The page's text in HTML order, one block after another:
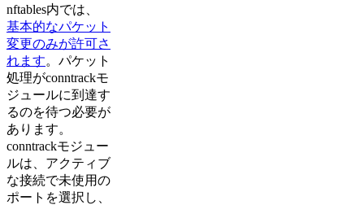
nftables内では、
基本的なパケット
変更のみが許可さ
れます。パケット
処理がconntrackモ
ジュールに到達す
るのを待つ必要が
あります。
conntrackモジュー
ルは、アクティブ
な接続で未使用の
ポートを選択し、